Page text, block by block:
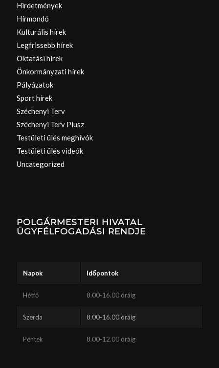
Hirdetmények
Hírmondó
Kulturális hírek
Legfrissebb hírek
Oktatási hírek
Önkormányzati hírek
Pályázatok
Sport hírek
Széchenyi Terv
Széchenyi Terv Plusz
Testületi ülés meghívók
Testületi ülés videók
Uncategorized
POLGÁRMESTERI HIVATAL
ÜGYFÉLFOGADÁSI RENDJE
Napok Időpontok
Hétfő 8.00-16.00 óráig
Szerda 8.00-16.00 óráig
Péntek 8.00-12.00 óráig